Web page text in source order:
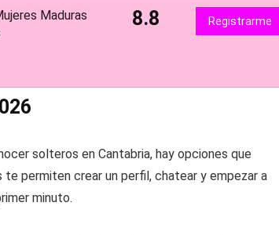
Maduras
8.8 Registrarme
solteros en Cantabria, hay opciones que
permiten crear un perfil, chatear y empezar a
minuto.